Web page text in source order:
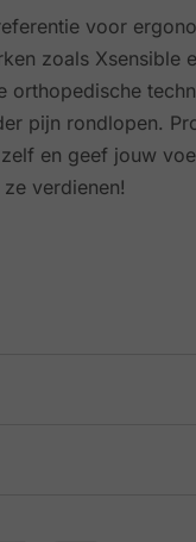
voor
zoals Xsensible
orthopedische
pijn rondlopen.
en geef jouw
verdienen!